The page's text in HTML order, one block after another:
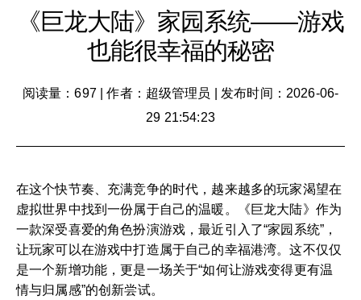
《巨龙大陆》家园系统——游戏
也能很幸福的秘密
阅读量：697|作者：超级管理员
发布时间：2026-06-
29 21:54:23
在这个快节奏、充满竞争的时代，越来越多的玩家渴望在
虚拟世界中找到一份属于自己的温暖。《巨龙大陆》作为
一款深受喜爱的角色扮演游戏，最近引入了“家园系统”，
让玩家可以在游戏中打造属于自己的幸福港湾。这不仅仅
是一个新增功能，更是一场关于“如何让游戏变得更有温
情与归属感”的创新尝试。